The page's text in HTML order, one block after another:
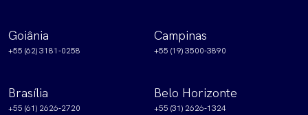
Goiânia
+55 (62) 3181-0258
Campinas
+55 (19) 3500-3890
Brasília
+55 (61) 2626-2720
Belo Horizonte
+55 (31) 2626-1324